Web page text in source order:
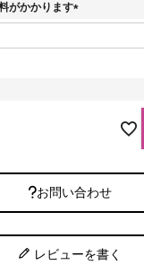
がかかります
(
お問い合わせ
レビューを書く